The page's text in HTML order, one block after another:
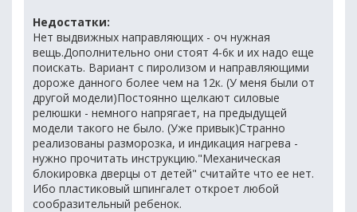
Недостатки:
Нет выдвижных направляющих - оч нужная
вещь.Дополнительно они стоят 4-6к и их надо еще
поискать. Вариант с пиролизом и направляющими
дороже данного более чем на 12к. (У меня были от
другой модели)Постоянно щелкают силовые
релюшки - немного напрягает, на предыдущей
модели такого не было. (Уже привык)Странно
реализованы разморозка, и индикация нагрева -
нужно прочитать инструкцию."Механическая
блокировка дверцы от детей" считайте что ее нет.
Ибо пластиковый шпингалет откроет любой
сообразительный ребенок.